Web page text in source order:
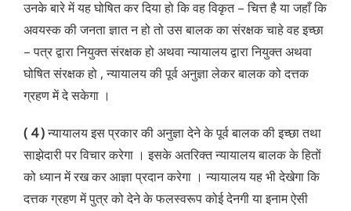
उनके बारे में यह घोषित कर दिया हो कि वह विकृत – चित्त है या जहाँ कि
अवयस्क की जनता ज्ञात न हो तो उस बालक का संरक्षक चाहे वह इच्छा
– पत्र द्वारा नियुक्त संरक्षक हो अथवा न्यायालय द्वारा नियुक्त अथवा
घोषित संरक्षक हो , न्यायालय की पूर्व अनुज्ञा लेकर बालक को दत्तक
ग्रहण में दे सकेगा ।
( 4 )न्यायालय इस प्रकार की अनुज्ञा देने के पूर्व बालक की इच्छा तथा
साझेदारी पर विचार करेगा । इसके अतरिक्त न्यायालय बालक के हितों
को ध्यान में रख कर आज्ञा प्रदान करेगा । न्यायालय यह भी देखेगा कि
दत्तक ग्रहण में पुत्र को देने के फलस्वरूप कोई देनगी या इनाम ऐसी